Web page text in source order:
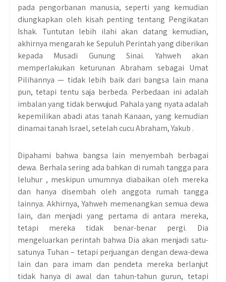
pada pengorbanan manusia, seperti yang kemudian
diungkapkan oleh kisah penting tentang Pengikatan
Ishak. Tuntutan lebih ilahi akan datang kemudian,
akhirnya mengarah ke Sepuluh Perintah yang diberikan
kepada Musadi Gunung Sinai. Yahweh akan
memperlakukan keturunan Abraham sebagai Umat
Pilihannya — tidak lebih baik dari bangsa lain mana
pun, tetapi tentu saja berbeda. Perbedaan ini adalah
imbalan yang tidak berwujud. Pahala yang nyata adalah
kepemilikan abadi atas tanah Kanaan, yang kemudian
dinamai tanah Israel, setelah cucu Abraham, Yakub .
Dipahami bahwa bangsa lain menyembah berbagai
dewa. Berhala sering ada bahkan di rumah tangga para
leluhur , meskipun umumnya diabaikan oleh mereka
dan hanya disembah oleh anggota rumah tangga
lainnya. Akhirnya, Yahweh memenangkan semua dewa
lain, dan menjadi yang pertama di antara mereka,
tetapi mereka tidak benar-benar pergi. Dia
mengeluarkan perintah bahwa Dia akan menjadi satu-
satunya Tuhan – tetapi perjuangan dengan dewa-dewa
lain dan para imam dan pendeta mereka berlanjut
tidak hanya di awal dan tahun-tahun gurun, tetapi